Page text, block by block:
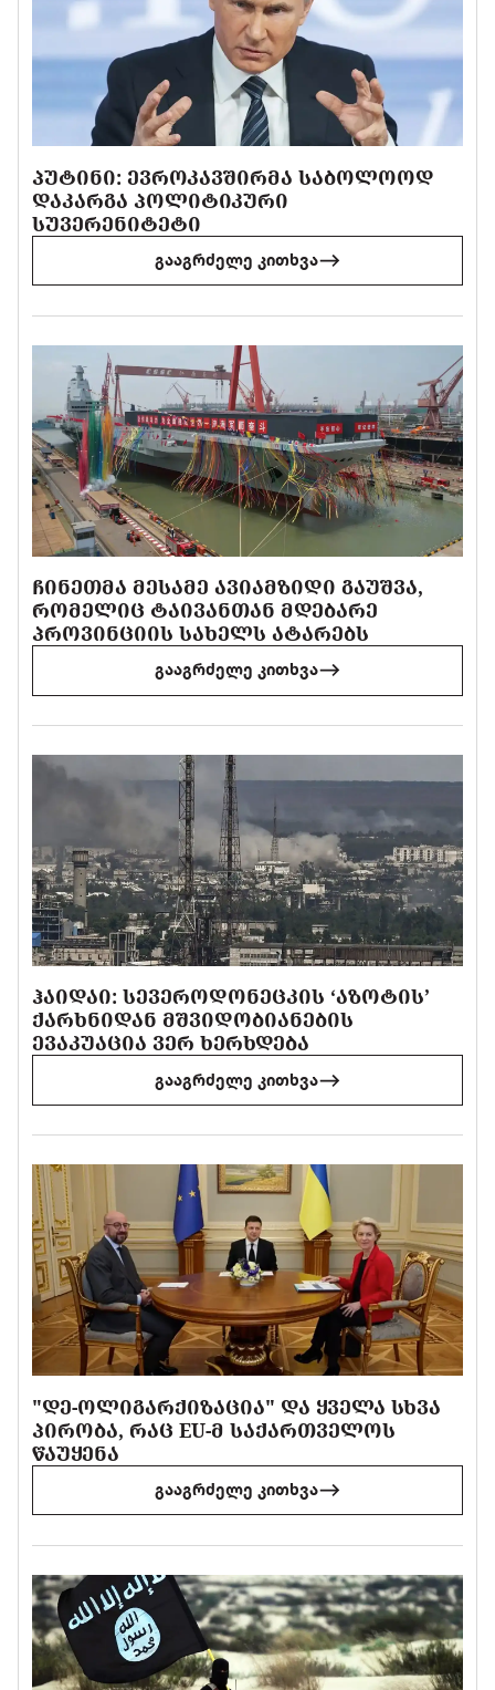
ᲞᲣᲢᲘᲜᲘ: ᲔᲕᲠᲝᲙᲐᲕᲨᲘᲠᲛᲐ ᲡᲐᲑᲝᲚᲝᲝᲓ
ᲓᲐᲙᲐᲠᲒᲐ ᲞᲝᲚᲘᲢᲘᲙᲣᲠᲘ
ᲡᲣᲕᲔᲠᲔᲜᲘᲢᲔᲢᲘ
გააგრძელე კითხვა
ᲩᲘᲜᲔᲗᲛᲐ ᲛᲔᲡᲐᲛᲔ ᲐᲕᲘᲐᲛᲖᲘᲓᲘ ᲒᲐᲣᲨᲕᲐ,
ᲠᲝᲛᲔᲚᲘᲪ ᲢᲐᲘᲕᲐᲜᲗᲐᲜ ᲛᲓᲔᲑᲐᲠᲔ
ᲞᲠᲝᲕᲘᲜᲪᲘᲘᲡ ᲡᲐᲮᲔᲚᲡ ᲐᲢᲐᲠᲔᲑᲡ
გააგრძელე კითხვა
ᲰᲐᲘᲓᲐᲘ: ᲡᲔᲕᲔᲠᲝᲓᲝᲜᲔᲪᲙᲘᲡ ‘ᲐᲖᲝᲢᲘᲡ’
ᲥᲐᲠᲮᲜᲘᲓᲐᲜ ᲛᲨᲕᲘᲓᲝᲑᲘᲐᲜᲔᲑᲘᲡ
ᲔᲕᲐᲙᲣᲐᲪᲘᲐ ᲕᲔᲠ ᲮᲔᲠᲮᲓᲔᲑᲐ
გააგრძელე კითხვა
"ᲓᲔ-ᲝᲚᲘᲒᲐᲠᲥᲘᲖᲐᲪᲘᲐ" ᲓᲐ ᲧᲕᲔᲚᲐ ᲡᲮᲕᲐ
ᲞᲘᲠᲝᲑᲐ, ᲠᲐᲪ EU-Მ ᲡᲐᲥᲐᲠᲗᲕᲔᲚᲝᲡ
ᲬᲐᲣᲧᲔᲜᲐ
გააგრძელე კითხვა